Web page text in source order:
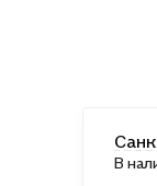
В